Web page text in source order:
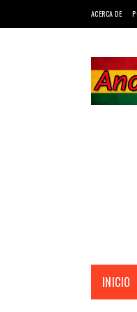
ACERCA DE
INICIO